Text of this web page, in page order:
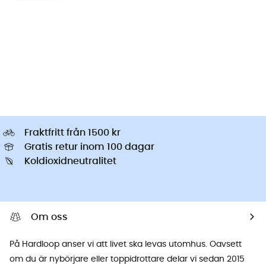
Fraktfritt från 1500 kr
Gratis retur inom 100 dagar
Koldioxidneutralitet
Om oss
På Hardloop anser vi att livet ska levas utomhus. Oavsett
om du är nybörjare eller toppidrottare delar vi sedan 2015